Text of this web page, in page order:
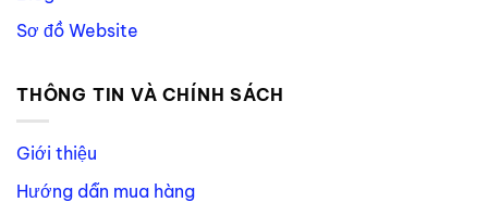
Sơ đồ Website
THÔNG TIN VÀ CHÍNH SÁCH
Giới thiệu
Hướng dẫn mua hàng